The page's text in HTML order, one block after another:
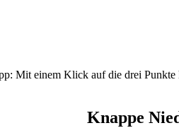
Mit einem Klick auf die drei Punkte
Knappe